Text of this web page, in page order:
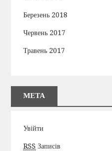
Березень 2018
Червень 2017
Травень 2017
МЕТА
Увійти
RSS Записів